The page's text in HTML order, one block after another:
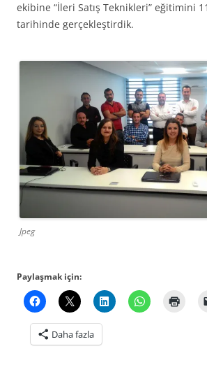
ekibine “İleri Satış Teknikleri” eğitimini
tarihinde gerçekleştirdik.
Jpeg
Paylaşmak için:
Daha fazla